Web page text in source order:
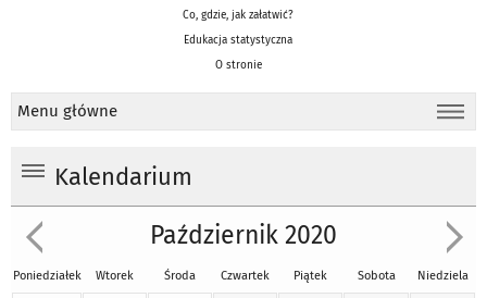
Co, gdzie, jak załatwić?
Edukacja statystyczna
O stronie
Menu główne
Kalendarium
Październik 2020
Poniedziałek Wtorek Środa Czwartek Piątek Sobota Niedziela